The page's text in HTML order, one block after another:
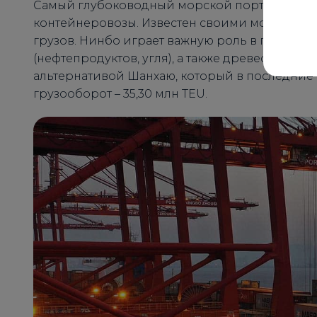
Самый глубоководный морской порт Китая,
контейнеровозы. Известен своими
грузов. Нинбо играет важную роль в
(нефтепродуктов, угля), а также древесины.
альтернативой Шанхаю, который в
грузооборот – 35,30 млн TEU.